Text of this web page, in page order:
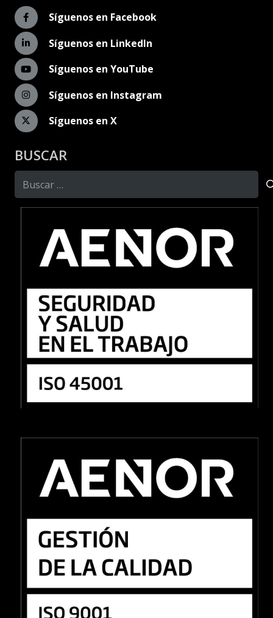
Síguenos en Facebook
Síguenos en LinkedIn
Síguenos en YouTube
Síguenos en Instagram
Síguenos en X
BUSCAR
Buscar: